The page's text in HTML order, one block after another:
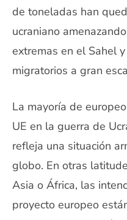
de toneladas han
ucraniano
extremas en el Sahel
migratorios a gran
La mayoría de
UE en la guerra de
refleja una situación
globo. En otras
Asia o África, las
proyecto europeo